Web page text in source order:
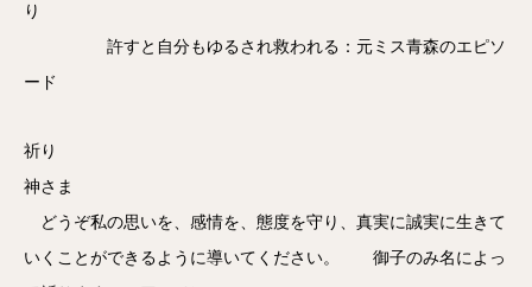
り
許すと自分もゆるされ救われる：元ミス青森のエピソ
ード
祈り
神さま
どうぞ私の思いを、感情を、態度を守り、真実に誠実に生きて
いくことができるように導いてください。 御子のみ名によっ